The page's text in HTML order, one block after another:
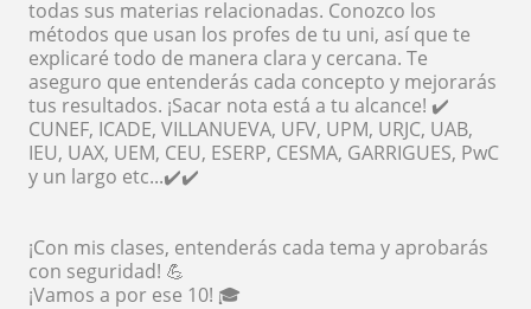
todas sus materias relacionadas. Conozco los
métodos que usan los profes de tu uni, así que te
explicaré todo de manera clara y cercana. Te
aseguro que entenderás cada concepto y mejorarás
tus resultados. ¡Sacar nota está a tu alcance! ✔️
CUNEF, ICADE, VILLANUEVA, UFV, UPM, URJC, UAB,
IEU, UAX, UEM, CEU, ESERP, CESMA, GARRIGUES, PwC
y un largo etc...✔️✔️
¡Con mis clases, entenderás cada tema y aprobarás
con seguridad! 💪
¡Vamos a por ese 10! 🎓